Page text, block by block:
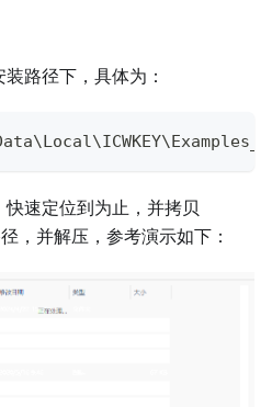
路径下，具体为：
速定位到为止，并拷贝
，并解压，参考演示如下：